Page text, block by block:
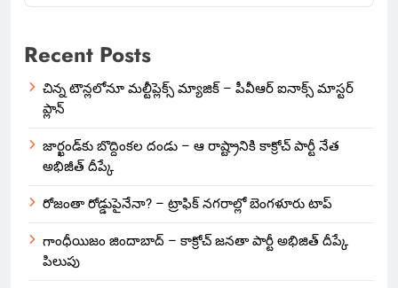
Recent Posts
చిన్న టౌన్లలోనూ మల్టీప్లెక్స్‌ మ్యాజిక్ – పీవీఆర్ ఐనాక్స్ మాస్టర్
ప్లాన్
జార్ఖండ్‌కు బొద్దింకల దండు – ఆ రాష్ట్రానికి కాక్రోచ్ పార్టీ నేత
అభిజీత్ దీప్కే
రోజంతా రోడ్డుపైనేనా? – ట్రాఫిక్ నగరాల్లో బెంగళూరు టాప్
గాంధీయిజం జిందాబాద్ – కాక్రోచ్ జనతా పార్టీ అభిజిత్ దీప్కే
పిలుపు